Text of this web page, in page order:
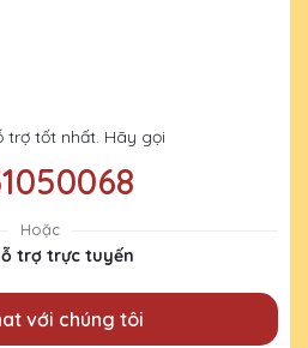
trợ tốt nhất. Hãy gọi
Hoặc
trợ trực tuyến
với chúng tôi